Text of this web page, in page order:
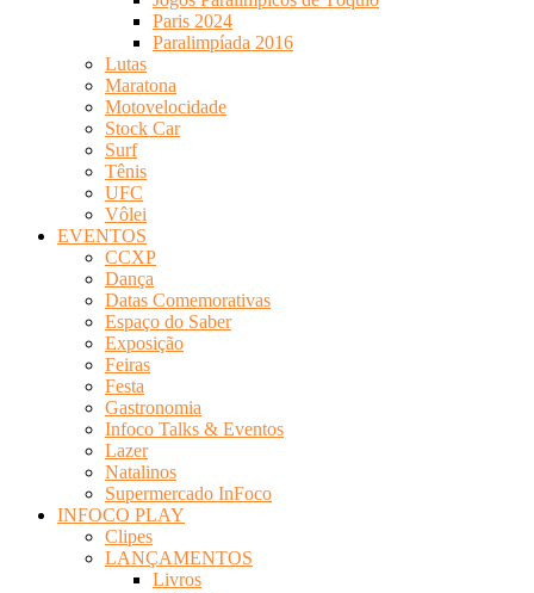
Paris 2024
Paralimpíada 2016
Lutas
Maratona
Motovelocidade
Stock Car
Surf
Tênis
UFC
Vôlei
EVENTOS
CCXP
Dança
Datas Comemorativas
Espaço do Saber
Exposição
Feiras
Festa
Gastronomia
Infoco Talks & Eventos
Lazer
Natalinos
Supermercado InFoco
INFOCO PLAY
Clipes
LANÇAMENTOS
Livros